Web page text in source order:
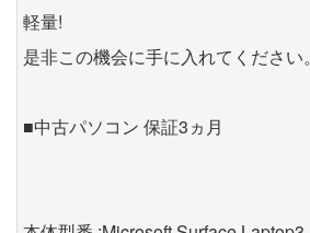
軽量!
是非この機会に手に入れてください。
■中古パソコン 保証3ヵ月